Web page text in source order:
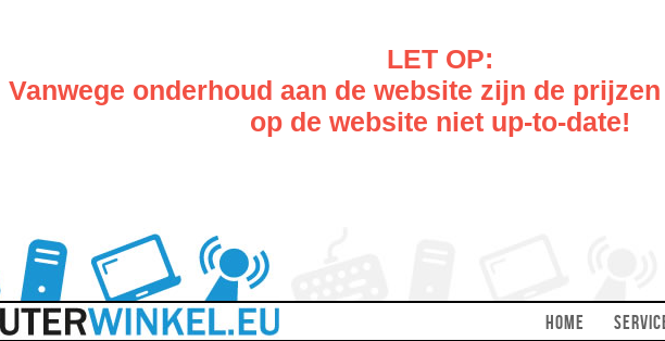
LET OP:
Vanwege onderhoud aan de website zijn de
op de website niet up-to-date!
HOME